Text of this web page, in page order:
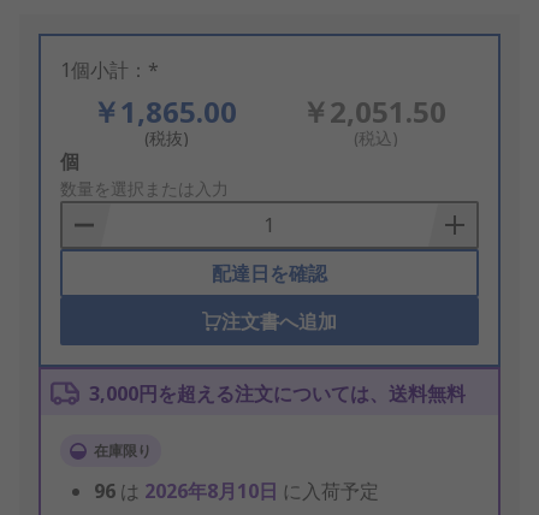
1個小計：*
￥1,865.00
(税抜)
￥2,051.50
(税込)
Add
to
Basket
個
数量を選択または入力
配達日を確認
注文書へ追加
3,000円を超える注文については、送料無料
在庫限り
96 は 2026年8月10日 に入荷予定